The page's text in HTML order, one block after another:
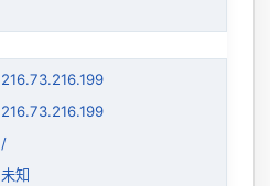
216.73.216.199
216.73.216.199
/
未知